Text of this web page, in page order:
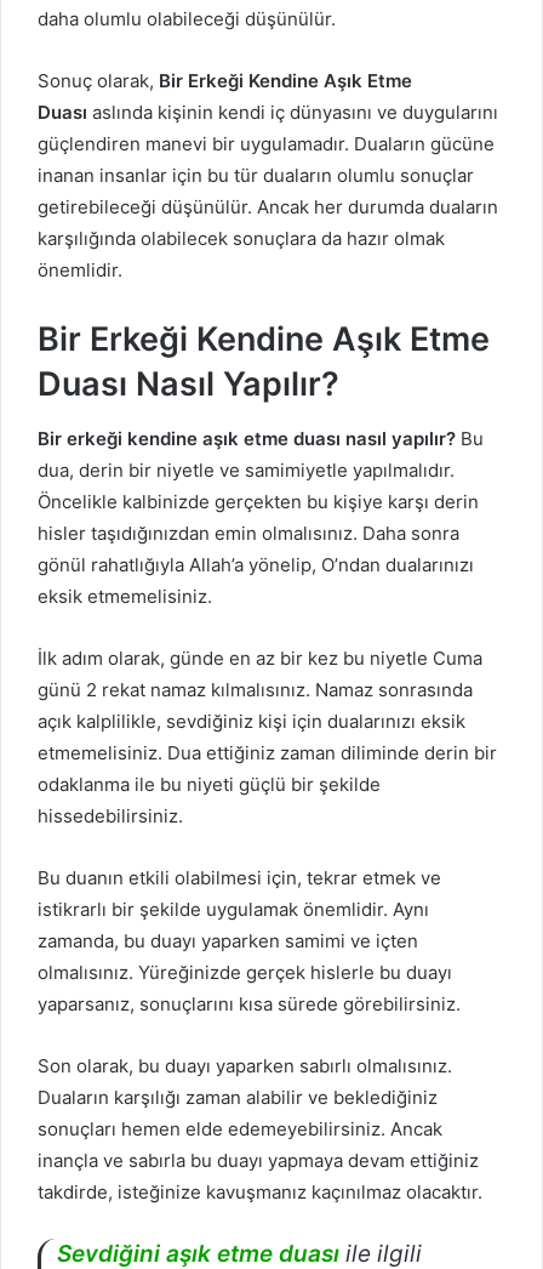
daha olumlu olabileceği düşünülür.
Sonuç olarak, Bir Erkeği Kendine Aşık Etme
Duası aslında kişinin kendi iç dünyasını ve duygularını
güçlendiren manevi bir uygulamadır. Duaların gücüne
inanan insanlar için bu tür duaların olumlu sonuçlar
getirebileceği düşünülür. Ancak her durumda duaların
karşılığında olabilecek sonuçlara da hazır olmak
önemlidir.
Bir Erkeği Kendine Aşık Etme
Duası Nasıl Yapılır?
Bir erkeği kendine aşık etme duası nasıl yapılır? Bu
dua, derin bir niyetle ve samimiyetle yapılmalıdır.
Öncelikle kalbinizde gerçekten bu kişiye karşı derin
hisler taşıdığınızdan emin olmalısınız. Daha sonra
gönül rahatlığıyla Allah’a yönelip, O’ndan dualarınızı
eksik etmemelisiniz.
İlk adım olarak, günde en az bir kez bu niyetle Cuma
günü 2 rekat namaz kılmalısınız. Namaz sonrasında
açık kalplilikle, sevdiğiniz kişi için dualarınızı eksik
etmemelisiniz. Dua ettiğiniz zaman diliminde derin bir
odaklanma ile bu niyeti güçlü bir şekilde
hissedebilirsiniz.
Bu duanın etkili olabilmesi için, tekrar etmek ve
istikrarlı bir şekilde uygulamak önemlidir. Aynı
zamanda, bu duayı yaparken samimi ve içten
olmalısınız. Yüreğinizde gerçek hislerle bu duayı
yaparsanız, sonuçlarını kısa sürede görebilirsiniz.
Son olarak, bu duayı yaparken sabırlı olmalısınız.
Duaların karşılığı zaman alabilir ve beklediğiniz
sonuçları hemen elde edemeyebilirsiniz. Ancak
inançla ve sabırla bu duayı yapmaya devam ettiğiniz
takdirde, isteğinize kavuşmanız kaçınılmaz olacaktır.
Sevdiğini aşık etme duası ile ilgili